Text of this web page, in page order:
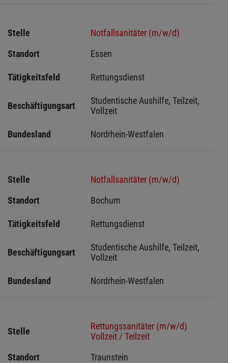
Stelle
Notfallsanitäter (m/w/d)
Standort
Essen
Tätigkeitsfeld Rettungsdienst
Beschäftigungsart
Studentische Aushilfe, Teilzeit,
Vollzeit
Bundesland Nordrhein-Westfalen
Stelle
Notfallsanitäter (m/w/d)
Standort
Bochum
Tätigkeitsfeld Rettungsdienst
Beschäftigungsart
Studentische Aushilfe, Teilzeit,
Vollzeit
Bundesland Nordrhein-Westfalen
Stelle
Rettungssanitäter (m/w/d)
Vollzeit / Teilzeit
Standort
Traunstein